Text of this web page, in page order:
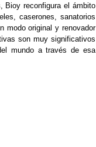
Bioy reconfigura el ámbito
caserones, sanatorios
modo original y renovador
son muy significativos
mundo a través de esa